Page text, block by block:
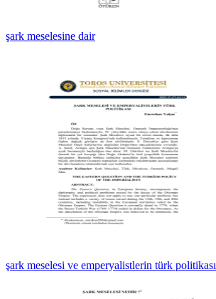
şark meselesine dair
şark meselesi ve emperyalistlerin türk politikası